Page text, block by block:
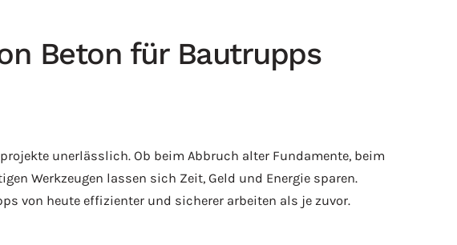
Beton für Bautrupps
unerlässlich. Ob beim Abbruch alter Fundamente, beim
Werkzeugen lassen sich Zeit, Geld und Energie sparen.
von heute effizienter und sicherer arbeiten als je zuvor.